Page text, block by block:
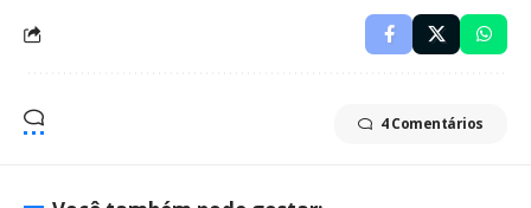
4 Comentários